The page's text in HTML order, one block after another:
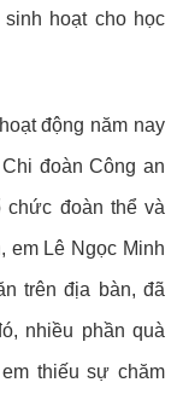
hoạt cho học
động năm nay
đoàn Công an
đoàn thể và
em Lê Ngọc Minh
trên địa bàn, đã
nhiều phần quà
thiếu sự chăm